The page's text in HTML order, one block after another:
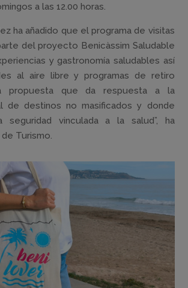
a las 12.00 horas.
ha añadido que el programa de visitas
del proyecto Benicàssim Saludable
y gastronomía saludables así
al aire libre y programas de retiro
propuesta que da respuesta a la
de destinos no masificados y donde
seguridad vinculada a la salud”, ha
Turismo.